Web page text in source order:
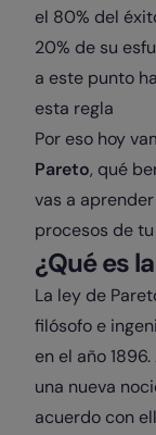
el 80% del
20% de su
a este punto
esta regla
Por eso hoy
Pareto, qué
vas a
procesos de
¿Qué es
La ley de
filósofo e
en el año
una nueva
acuerdo con